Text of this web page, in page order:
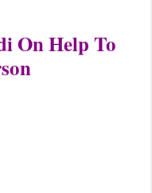
On Help To